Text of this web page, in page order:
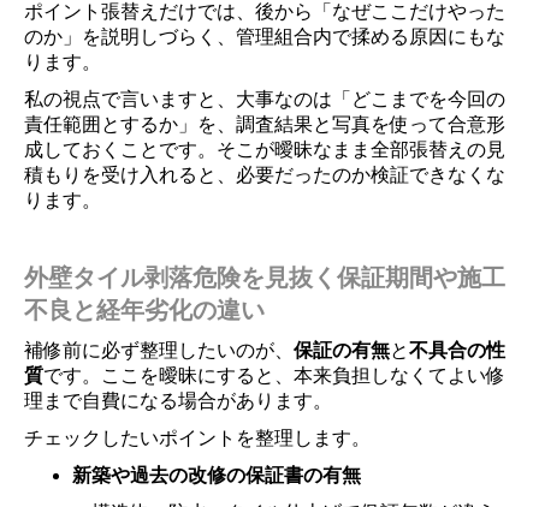
ポイント張替えだけでは、後から「なぜここだけやった
のか」を説明しづらく、管理組合内で揉める原因にもな
ります。
私の視点で言いますと、大事なのは「どこまでを今回の
責任範囲とするか」を、調査結果と写真を使って合意形
成しておくことです。そこが曖昧なまま全部張替えの見
積もりを受け入れると、必要だったのか検証できなくな
ります。
外壁タイル剥落危険を見抜く保証期間や施工
不良と経年劣化の違い
補修前に必ず整理したいのが、 保証の有無と不具合の性
質です。ここを曖昧にすると、本来負担しなくてよい修
理まで自費になる場合があります。
チェックしたいポイントを整理します。
新築や過去の改修の保証書の有無